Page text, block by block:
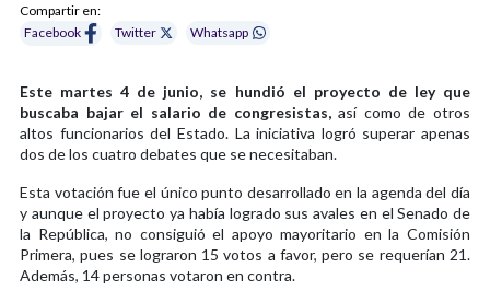
Compartir en:
Facebook
Twitter Whatsapp
Este martes 4 de junio, se hundió el proyecto de ley que
buscaba bajar el salario de congresistas,así como de otros
altos funcionarios del Estado. La iniciativa logró superar apenas
dos de los cuatro debates que se necesitaban.
Esta votación fue el único punto desarrollado en la agenda del día
y aunque el proyecto ya había logrado sus avales en el Senado de
la República, no consiguió el apoyo mayoritario en la Comisión
Primera, pues se lograron 15 votos a favor, pero se requerían 21.
Además, 14 personas votaron en contra.